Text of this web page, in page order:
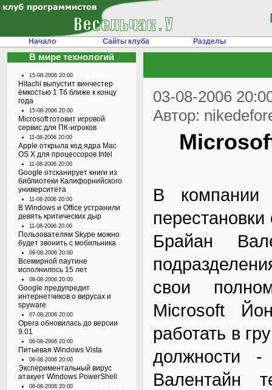
Начало Сайты клуба Разделы
В мире технологий
15-08-2006 20:00
Hitachi выпустит винчестер
ёмкостью 1 Тб ближе к концу
года
15-08-2006 20:00
Microsoft готовит игровой
сервис для ПК-игроков
11-08-2006 20:00
Apple открыла код ядра Mac
OS X для процессоров Intel
11-08-2006 20:00
Google отсканирует книги из
библиотеки Калифорнийского
университета
11-08-2006 20:00
В Windows и Office устранили
девять критических дыр
11-08-2006 20:00
Пользователям Skype можно
будет звонить с мобильника
09-08-2006 20:00
Всемирной паутине
исполнилось 15 лет
08-08-2006 20:00
Google предупредит
интернетчиков о вирусах и
spyware
07-08-2006 20:00
Opera обновилась до версии
9.01
06-08-2006 20:00
Питьевая Windows Vista
06-08-2006 20:00
Экспериментальный вирус
атакует Windows PowerShell
06-08-2006 20:00
03-08-2006
Автор:
В компании
Брайан
свои
Microsoft
работать в
должности
Валентайн